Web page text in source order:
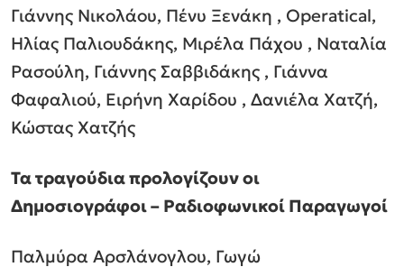
Γιάννης Νικολάου, Πένυ Ξενάκη , Operatical,
Ηλίας Παλιουδάκης, Μιρέλα Πάχου , Ναταλία
Ρασούλη, Γιάννης Σαββιδάκης , Γιάννα
Φαφαλιού, Ειρήνη Χαρίδου , Δανιέλα Χατζή,
Κώστας Χατζής
Τα τραγούδια προλογίζουν οι
Δημοσιογράφοι – Ραδιοφωνικοί Παραγωγοί
Παλμύρα Αρσλάνογλου, Γωγώ